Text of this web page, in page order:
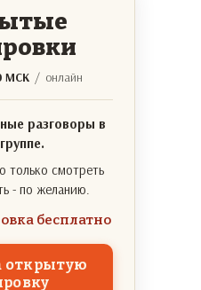
МСК / онлайн
разговоры в
только смотреть
- по желанию.
бесплатно
открытую